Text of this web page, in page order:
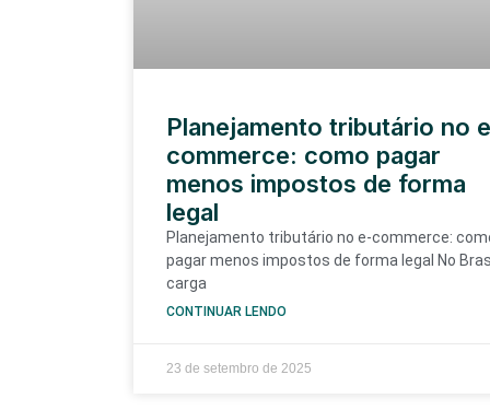
Planejamento tributário no
commerce: como pagar
menos impostos de forma
legal
Planejamento tributário no e-commerce:
pagar menos impostos de forma legal No
carga
CONTINUAR LENDO
23 de setembro de 2025